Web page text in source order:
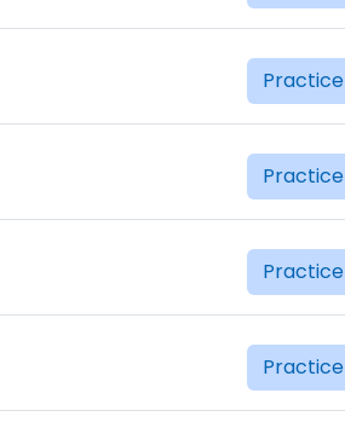
Practice
Practice
Practice
Practice